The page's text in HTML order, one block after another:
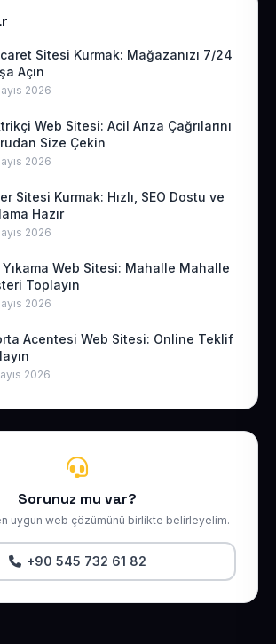
Sitesi Kurmak: Mağazanızı 7/24
Açın
2026
Web Sitesi: Acil Arıza Çağrılarını
Size Çekin
2026
Sitesi Kurmak: Hızlı, SEO Dostu ve
Hazır
2026
Yıkama Web Sitesi: Mahalle Mahalle
Toplayın
2026
Acentesi Web Sitesi: Online Teklif
2026
Sorunuz mu var?
uygun web çözümünü birlikte belirleyelim.
+90 545 732 61 82